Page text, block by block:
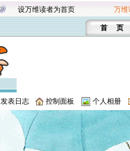
设万维读者为首页 万维
首 页
发表日志 控制面板 个人相册